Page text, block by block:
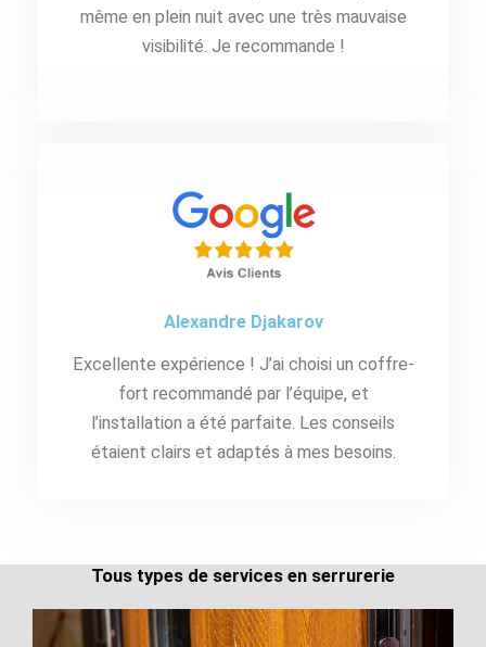
même en plein nuit avec une très mauvaise
visibilité. Je recommande !
Alexandre Djakarov
Excellente expérience ! J’ai choisi un coffre-
fort recommandé par l’équipe, et
l’installation a été parfaite. Les conseils
étaient clairs et adaptés à mes besoins.
Tous types de services en serrurerie